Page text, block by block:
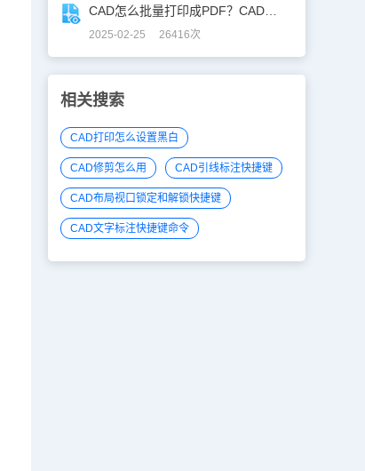
2025-02-25 26416次
相关搜索
CAD打印怎么设置黑白
CAD修剪怎么用 CAD引线标注快捷键
CAD布局视口锁定和解锁快捷键
CAD文字标注快捷键命令